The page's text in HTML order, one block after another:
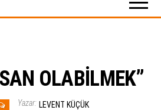
OLABİLMEK”
Yazar: LEVENT KÜÇÜK